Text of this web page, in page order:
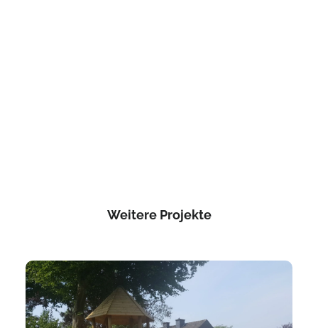
Weitere Projekte